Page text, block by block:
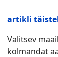
artikli
Valitsev
kolmandat